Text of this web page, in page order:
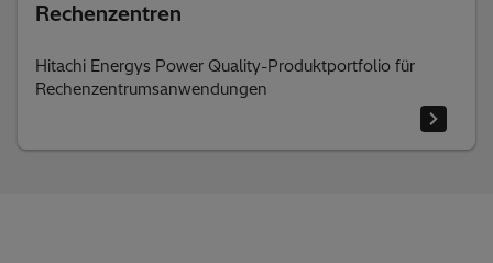
Rechenzentren
Hitachi Energys Power Quality-Produktportfolio für
Rechenzentrumsanwendungen